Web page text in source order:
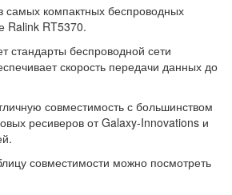
самых компактных беспроводных
Ralink RT5370.
стандарты беспроводной сети
скорость передачи данных до
совместимость с большинством
ресиверов от Galaxy-Innovations и
совместимости можно посмотреть